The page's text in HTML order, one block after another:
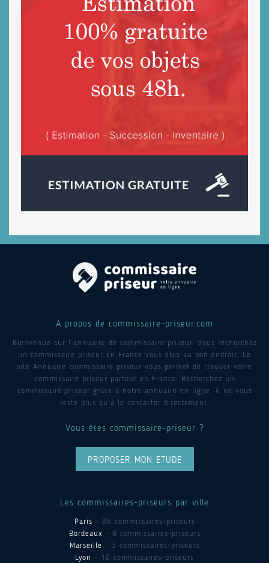
A propos de commissaire-priseur.com
Bienvenue sur l’annuaire de commissaire priseur. Vous recherchez
un commissaire priseur en France vous êtes au bon endroit. Le
site Annuaire commissaire priseur vous permet de trouver votre
commissaire priseur partout en France. Recherchez un
commissaire priseur grâce à notre annuaire en ligne, il ne vous
reste plus qu’à le contacter directement.
Vous êtes commissaire-priseur ?
PROPOSER MON ETUDE
Les commissaires-priseurs par ville
Paris - 86 commissaires-priseurs
Bordeaux - 9 commissaires-priseurs
Marseille - 3 commissaires-priseurs
Lyon - 10 commissaires-priseurs